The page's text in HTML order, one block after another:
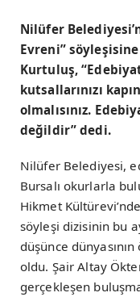
Nilüfer
Evreni”
Kurtuluş,
kutsallarınızı
olmalısınız.
değildir” dedi.
Nilüfer Belediyesi,
Bursalı okurlarla
Hikmet
söyleşi dizisinin bu
düşünce
oldu. Şair Altay
gerçekleşen